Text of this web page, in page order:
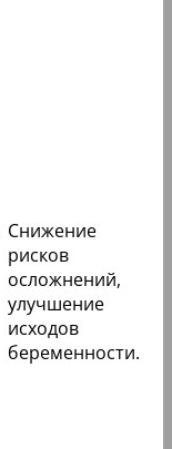
Снижение
рисков
осложнений,
улучшение
исходов
беременности.